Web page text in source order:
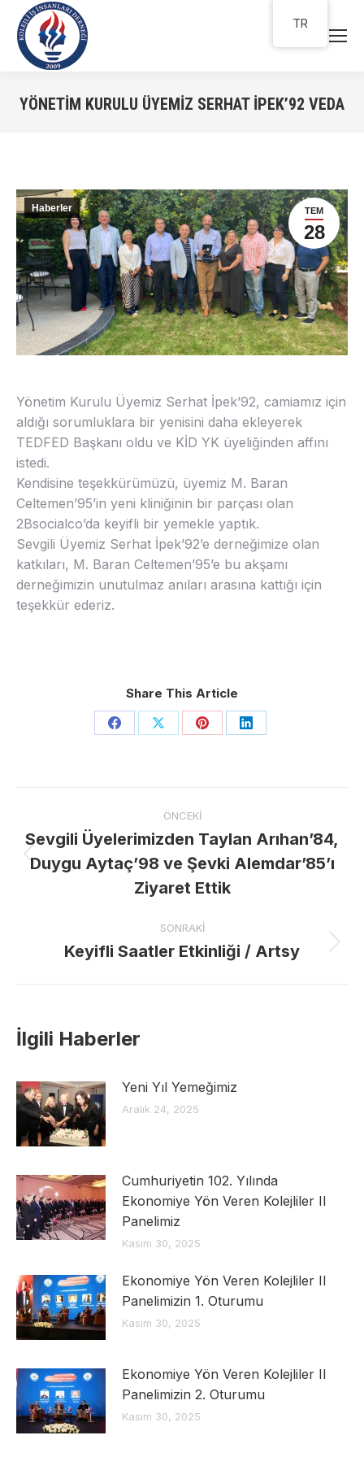
YÖNETIM KURULU ÜYEMIZ SERHAT İPEK’92 VEDA
TEM
28
Haberler
Yönetim Kurulu Üyemiz Serhat İpek’92, camiamız için
aldığı sorumluklara bir yenisini daha ekleyerek
TEDFED Başkanı oldu ve KİD YK üyeliğinden affını
istedi.
Kendisine teşekkürümüzü, üyemiz M. Baran
Celtemen’95’in yeni kliniğinin bir parçası olan
2Bsocialco’da keyifli bir yemekle yaptık.
Sevgili Üyemiz Serhat İpek’92’e derneğimize olan
katkıları, M. Baran Celtemen’95’e bu akşamı
derneğimizin unutulmaz anıları arasına kattığı için
teşekkür ederiz.
Share This Article
Share Share Share Share
navigation
ÖNCEKI
Previous
post:
Sevgili Üyelerimizden Taylan Arıhan’84,
Duygu Aytaç’98 ve Şevki Alemdar’85’ı
Ziyaret Ettik
SONRAKI
Next
Keyifli Saatler Etkinliği / Artsy
İlgili Haberler
Yeni Yıl Yemeğimiz
Aralık 24, 2025
Cumhuriyetin 102. Yılında
Ekonomiye Yön Veren Kolejliler II
Panelimiz
Kasım 30, 2025
Ekonomiye Yön Veren Kolejliler II
Panelimizin 1. Oturumu
Kasım 30, 2025
Ekonomiye Yön Veren Kolejliler II
Panelimizin 2. Oturumu
Kasım 30, 2025
TR